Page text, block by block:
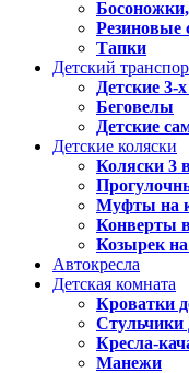
Резиновые
Тапки
Детский
Детские 3-
Беговелы
Детские
Детские коляски
Коляски 3
Муфты на
Конверты
Козырек
Автокресла
Детская комната
Кроватки
Стульчики
Кресла-
Манежи